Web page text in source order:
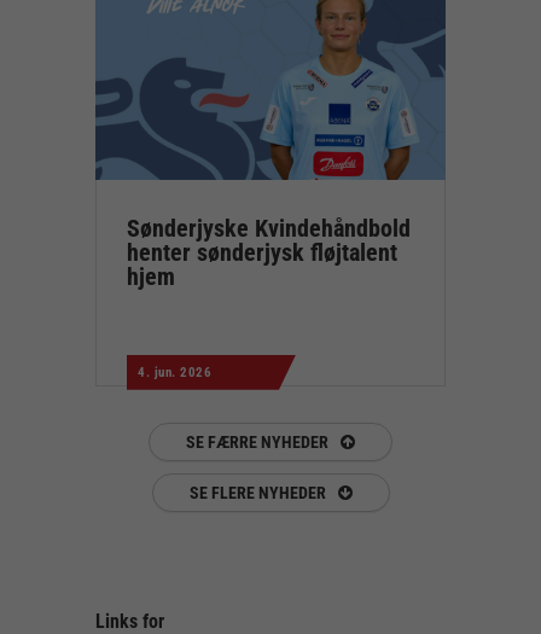
Sønderjyske Kvindehåndbold
henter sønderjysk fløjtalent
hjem
4. jun. 2026
SE FÆRRE NYHEDER
SE FLERE NYHEDER
Links for